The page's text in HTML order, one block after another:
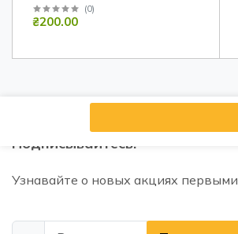
(0)
₴200.00
Подписывайтесь!
Узнавайте о новых акциях первыми